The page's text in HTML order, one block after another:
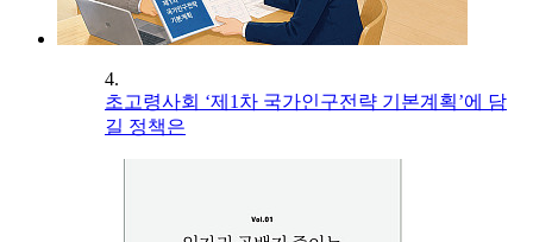
4.
초고령사회 ‘제1차 국가인구전략 기본계획’에 담
길 정책은